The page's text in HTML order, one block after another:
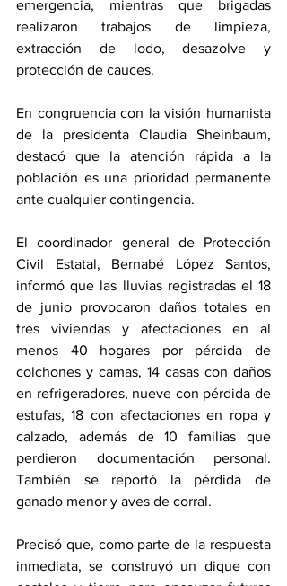
emergencia, mientras que brigadas
realizaron trabajos de limpieza,
extracción de lodo, desazolve y
protección de cauces.
En congruencia con la visión humanista
de la presidenta Claudia Sheinbaum,
destacó que la atención rápida a la
población es una prioridad permanente
ante cualquier contingencia.
El coordinador general de Protección
Civil Estatal, Bernabé López Santos,
informó que las lluvias registradas el 18
de junio provocaron daños totales en
tres viviendas y afectaciones en al
menos 40 hogares por pérdida de
colchones y camas, 14 casas con daños
en refrigeradores, nueve con pérdida de
estufas, 18 con afectaciones en ropa y
calzado, además de 10 familias que
perdieron documentación personal.
También se reportó la pérdida de
ganado menor y aves de corral.
Precisó que, como parte de la respuesta
inmediata, se construyó un dique con